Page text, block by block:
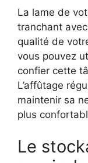
La lame de
tranchant
qualité de
vous pouvez
confier cette
L’affûtage
maintenir sa
plus
Le